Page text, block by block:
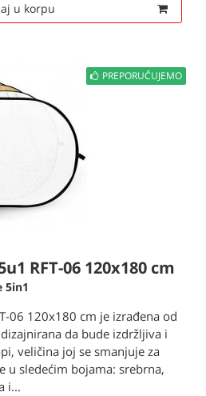
u korpu
PREPORUČUJEMO
RFT-06 120x180 cm
5in1
06 120x180 cm je izrađena od
da bude izdržljiva i
veličina joj se smanjuje za
u sledećim bojama: srebrna,
i...